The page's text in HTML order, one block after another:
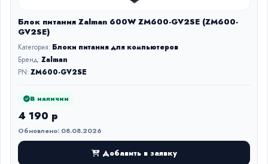
Блок питания Zalman 600W ZM600-GV2SE (ZM600-
GV2SE)
Категория: Блоки питания для компьютеров
Бренд:Zalman
PN:ZM600-GV2SE
В наличии
4 190 р
Обновлено: 08.08.2026
Добавить в заявку